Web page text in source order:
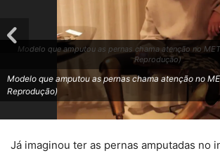
Modelo que amputou as pernas chama atenção no
Reprodução)
Modelo que amputou as pernas chama atenção no
Reprodução)
Já imaginou ter as pernas amputadas no